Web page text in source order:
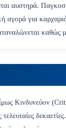
αυστηρά.
αγορά για
Κινδυνεύον